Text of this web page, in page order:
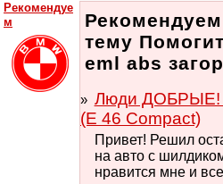
Рекомендуе
м
тему
eml abs
Люди ДОБРЫЕ!
(Е 46 Compact)
Привет! Решил
на авто с
нравится мне и